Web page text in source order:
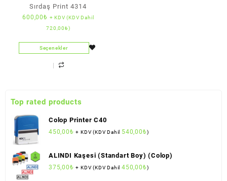
Sırdaş Print 4314
600,00₺ + KDV (KDV Dahil
720,00₺)
Seçenekler
Top rated products
Colop Printer C40
450,00₺ + KDV (KDV Dahil 540,00₺)
ALINDI Kaşesi (Standart Boy) (Colop)
375,00₺ + KDV (KDV Dahil450,00₺)